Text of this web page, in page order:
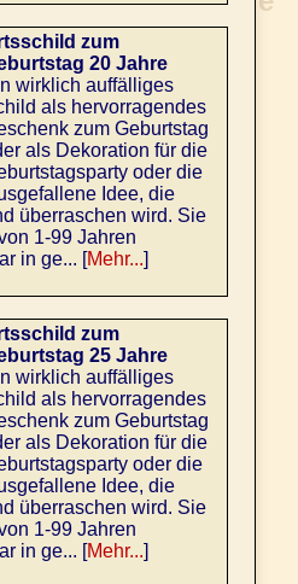
zum
20 Jahre
wirklich auffälliges
als hervorragendes
zum Geburtstag
als Dekoration für die
oder die
Idee, die
überraschen wird. Sie
1-99 Jahren
in ge... [Mehr...]
zum
25 Jahre
wirklich auffälliges
als hervorragendes
zum Geburtstag
als Dekoration für die
oder die
Idee, die
überraschen wird. Sie
1-99 Jahren
in ge... [Mehr...]